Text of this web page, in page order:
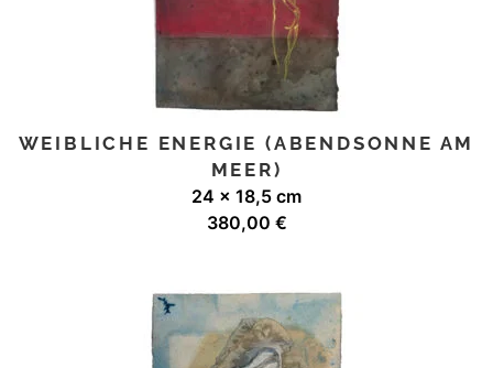
WEIBLICHE ENERGIE (ABENDSONNE AM
MEER)
24 x 18,5 cm
380,00 €